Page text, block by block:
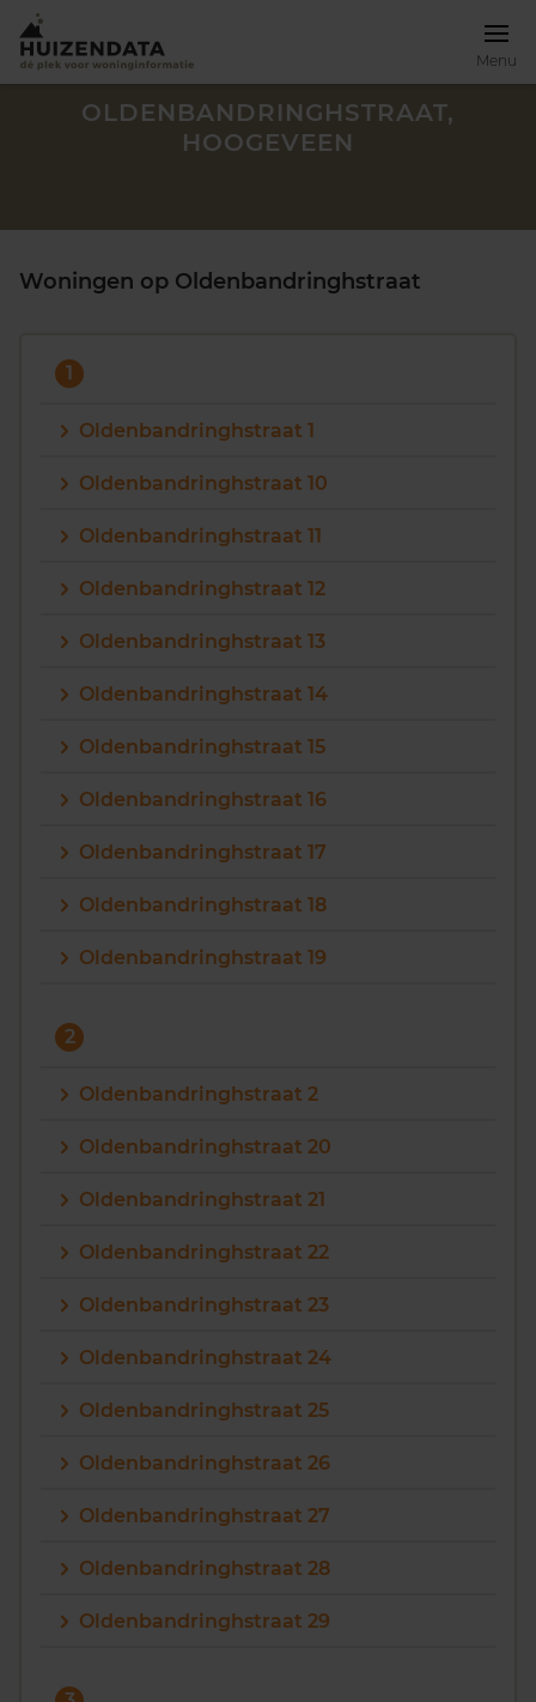
Menu
Zoek een woning
Vragen? Neem contact met ons op
088 220 4200
OLDENBANDRINGHSTRAAT,
HOOGEVEEN
Woningen op Oldenbandringhstraat
1
Oldenbandringhstraat 1
Oldenbandringhstraat 10
Oldenbandringhstraat 11
Oldenbandringhstraat 12
Oldenbandringhstraat 13
Oldenbandringhstraat 14
Oldenbandringhstraat 15
Oldenbandringhstraat 16
Oldenbandringhstraat 17
Oldenbandringhstraat 18
Oldenbandringhstraat 19
2
Oldenbandringhstraat 2
Oldenbandringhstraat 20
Oldenbandringhstraat 21
Oldenbandringhstraat 22
Oldenbandringhstraat 23
Oldenbandringhstraat 24
Oldenbandringhstraat 25
Oldenbandringhstraat 26
Oldenbandringhstraat 27
Oldenbandringhstraat 28
Oldenbandringhstraat 29